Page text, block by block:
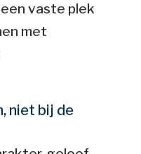
vaste plek
met
niet bij de